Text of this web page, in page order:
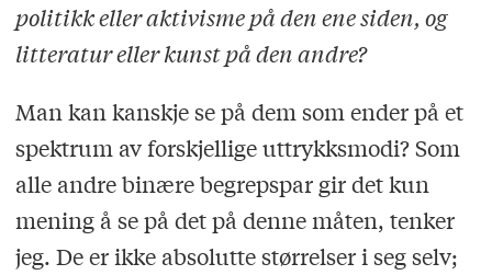
politikk eller aktivisme på den ene siden, og
litteratur eller kunst på den andre?
Man kan kanskje se på dem som ender på et
spektrum av forskjellige uttrykksmodi? Som
alle andre binære begrepspar gir det kun
mening å se på det på denne måten, tenker
jeg. De er ikke absolutte størrelser i seg selv;